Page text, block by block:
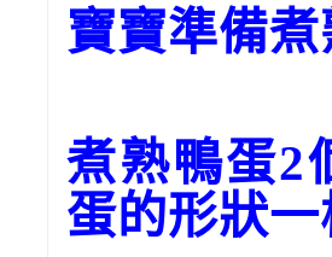
寶寶準備
煮熟鴨蛋2
蛋的形狀